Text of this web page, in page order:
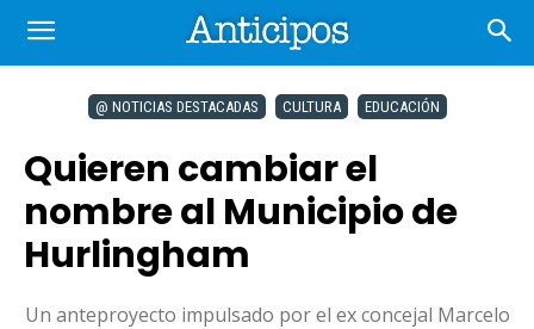
@ NOTICIAS DESTACADAS CULTURA EDUCACIÓN
Quieren cambiar el
nombre al Municipio de
Hurlingham
Un anteproyecto impulsado por el ex concejal Marcelo